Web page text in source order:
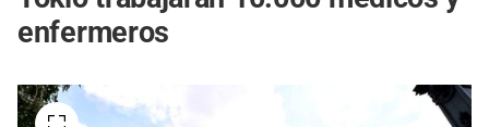
enfermeros